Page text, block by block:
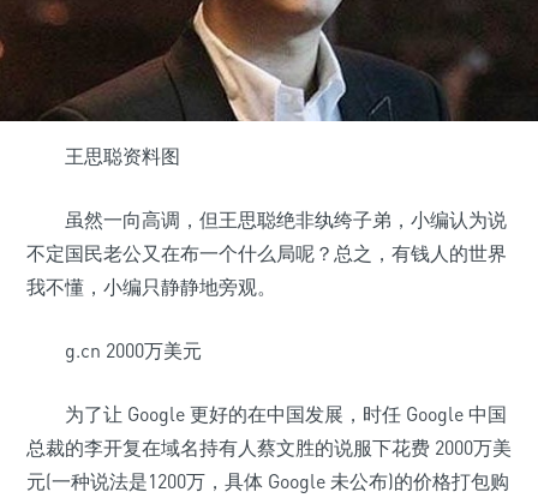
王思聪资料图
虽然一向高调，但王思聪绝非纨绔子弟，小编认为说
不定国民老公又在布一个什么局呢？总之，有钱人的世界
我不懂，小编只静静地旁观。
g.cn 2000万美元
为了让 Google 更好的在中国发展，时任 Google 中国
总裁的李开复在域名持有人蔡文胜的说服下花费 2000万美
元(一种说法是1200万，具体 Google 未公布)的价格打包购